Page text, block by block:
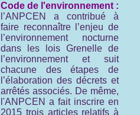
Code de l'environnement :
l’ANPCEN a contribué à
faire reconnaître l’enjeu de
l’environnement nocturne
dans les lois Grenelle de
l’environnement et suit
chacune des étapes de
l’élaboration des décrets et
arrêtés associés. De même,
l'ANPCEN a fait inscrire en
2015 trois articles relatifs à